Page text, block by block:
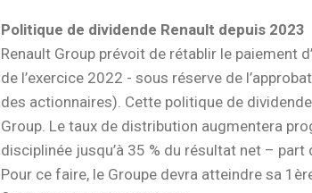
Politique de dividende Renault depuis 2023
Renault Group prévoit de rétablir le paiement
de l’exercice 2022 - sous réserve de
des actionnaires). Cette politique de
Group. Le taux de distribution augmentera
disciplinée jusqu’à 35 % du résultat net – part
Pour ce faire, le Groupe devra atteindre sa